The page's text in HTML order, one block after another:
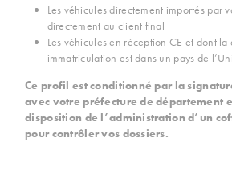
Les véhicules directement importés par
directement au client final
Les véhicules en réception CE et dont la
immatriculation est dans un pays de
Ce profilest conditionné par la
avec votre préfecture de département
disposition de l’administration d’un
pour contrôler vos dossiers.